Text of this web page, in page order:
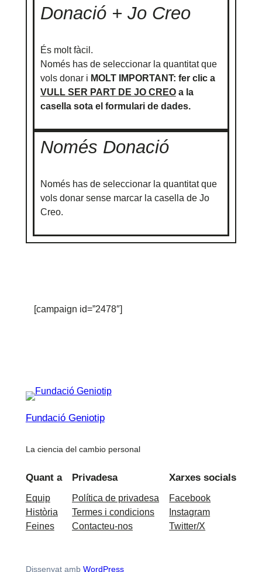
Donació + Jo Creo
És molt fàcil.
Només has de seleccionar la quantitat que
vols donar i MOLT IMPORTANT: fer clic a
VULL SER PART DE JO CREOa la
casella sota el formulari de dades.
Només Donació
Només has de seleccionar la quantitat que
vols donar sense marcar la casella de Jo
Creo.
[campaign id=”2478″]
Fundació Geniotip
La ciencia del cambio personal
Quant a
Equip
Història
Feines
Privadesa
Política de privadesa
Termes i condicions
Contacteu-nos
Xarxes socials
Facebook
Instagram
Twitter/X
Dissenyat amb WordPress